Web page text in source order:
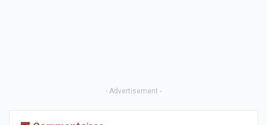
- Advertisement -